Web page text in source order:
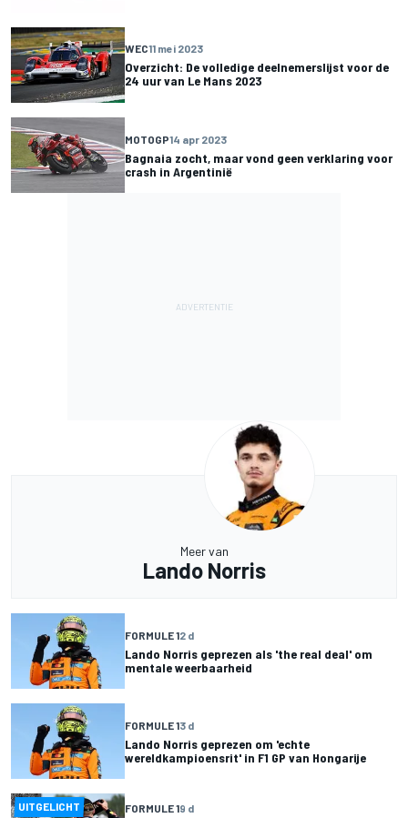
WEC11 mei 2023
Overzicht: De volledige deelnemerslijst voor de
24 uur van Le Mans 2023
MOTOGP14 apr 2023
Bagnaia zocht, maar vond geen verklaring voor
crash in Argentinië
Meer van
Lando Norris
FORMULE 12 d
Lando Norris geprezen als 'the real deal' om
mentale weerbaarheid
FORMULE 13 d
Lando Norris geprezen om 'echte
wereldkampioensrit' in F1 GP van Hongarije
UITGELICHT FORMULE 19 d